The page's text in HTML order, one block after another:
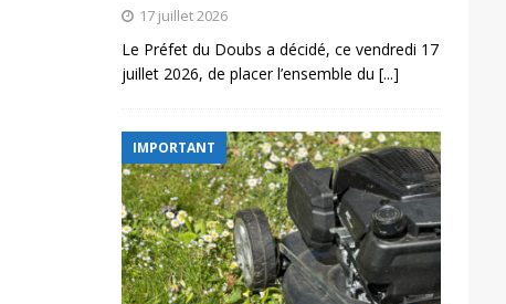
17 juillet 2026
Le Préfet du Doubs a décidé, ce vendredi 17
juillet 2026, de placer l’ensemble du [...]
IMPORTANT